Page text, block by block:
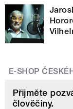
E-SHOP
Přijměte
člověčiny.